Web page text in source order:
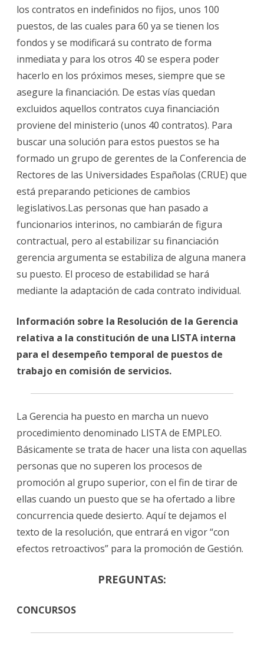
los contratos en indefinidos no fijos, unos 100
puestos, de las cuales para 60 ya se tienen los
fondos y se modificará su contrato de forma
inmediata y para los otros 40 se espera poder
hacerlo en los próximos meses, siempre que se
asegure la financiación. De estas vías quedan
excluidos aquellos contratos cuya financiación
proviene del ministerio (unos 40 contratos). Para
buscar una solución para estos puestos se ha
formado un grupo de gerentes de la Conferencia de
Rectores de las Universidades Españolas (CRUE) que
está preparando peticiones de cambios
legislativos.Las personas que han pasado a
funcionarios interinos, no cambiarán de figura
contractual, pero al estabilizar su financiación
gerencia argumenta se estabiliza de alguna manera
su puesto. El proceso de estabilidad se hará
mediante la adaptación de cada contrato individual.
Información sobre la Resolución de la Gerencia
relativa a la constitución de una LISTA interna
para el desempeño temporal de puestos de
trabajo en comisión de servicios.
La Gerencia ha puesto en marcha un nuevo
procedimiento denominado LISTA de EMPLEO.
Básicamente se trata de hacer una lista con aquellas
personas que no superen los procesos de
promoción al grupo superior, con el fin de tirar de
ellas cuando un puesto que se ha ofertado a libre
concurrencia quede desierto. Aquí te dejamos el
texto de la resolución, que entrará en vigor “con
efectos retroactivos” para la promoción de Gestión.
PREGUNTAS:
CONCURSOS